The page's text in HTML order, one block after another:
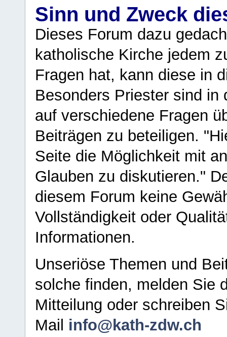
Sinn und Zweck
Dieses Forum dazu
katholische Kirche jedem
Fragen hat, kann diese in
Besonders Priester sind in
auf verschiedene Fragen
Beiträgen zu beteiligen.
Seite die Möglichkeit mit
Glauben zu diskutieren."
diesem Forum keine
Vollständigkeit oder
Informationen.
Unseriöse Themen und
solche finden, melden Sie
Mitteilung oder schreiben
Mail info@kath-zdw.ch